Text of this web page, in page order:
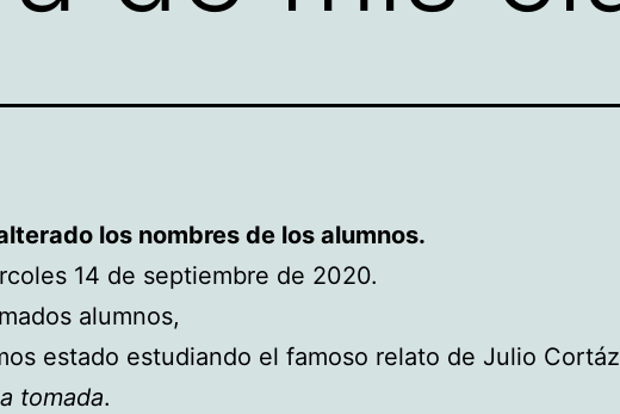
los nombres de los alumnos.
14 de septiembre de 2020.
alumnos,
estado estudiando el famoso relato de Julio
tomada.